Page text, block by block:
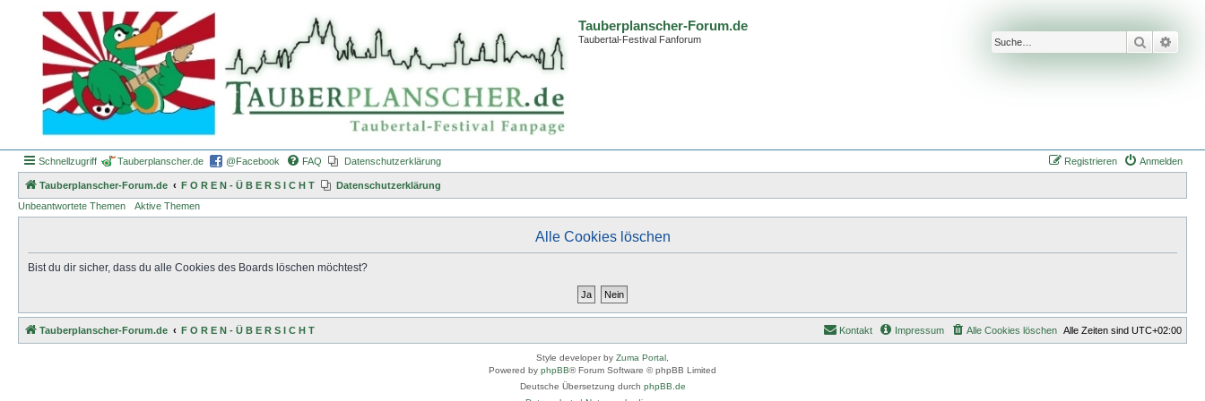
Tauberplanscher-Forum.de
Taubertal-Festival Fanforum Suche
Schnellzugriff Tauberplanscher.de @Facebook FAQ Datenschutzerklärung Anmelden
Registrieren
Tauberplanscher-Forum.de F O R E N - Ü B E R S I C H T
Datenschutzerklärung
Unbeantwortete Themen
Aktive Themen
Alle Cookies löschen
Bist du dir sicher, dass du alle Cookies des Boards löschen möchtest?
Tauberplanscher-Forum.de F O R E N - Ü B E R S I C H T Alle Zeiten sind UTC+02:00
Alle Cookies löschen
Impressum
Kontakt
Style developer by Zuma Portal
Powered by phpBB® Forum Software © phpBB Limited
Deutsche Übersetzung durch phpBB.de